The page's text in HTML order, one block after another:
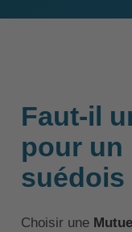
Faut-il
pour un
suédois
Choisir une